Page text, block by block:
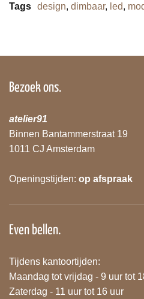
Tags design, dimbaar, led,
Bezoek ons.
atelier91
Binnen Bantammerstraat 19
1011 CJ Amsterdam
Openingstijden: op afspraak
Even bellen.
Tijdens kantoortijden:
Maandag tot vrijdag - 9 uur tot
Zaterdag - 11 uur tot 16 uur